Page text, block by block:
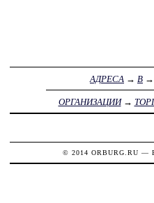
АДРЕСА → В →
ОРГАНИЗАЦИИ→
© 2014 ORBURG.RU —